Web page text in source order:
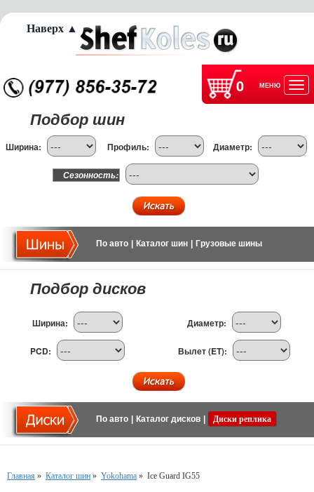
0 МЕНЮ
Подбор шин
Ширина: Профиль: Диаметр:
Сезонность:
По авто Каталог шин Грузовые шины
Подбор дисков
Ширина: Диаметр:
PCD: Вылет (ET):
По авто Каталог дисков Диски реплика
Главная » Каталог шин » Yokohama » Ice Guard IG55
Наверх ▲